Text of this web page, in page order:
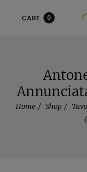
CART 0
Home Shop
Articolo aggiunto al